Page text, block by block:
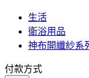
生活
衛浴用品
神布開纖紗系
付款方式